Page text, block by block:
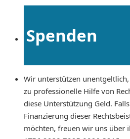
Spenden
Wir unterstützen
zu professionelle Hilfe von
diese Unterstützung Geld.
Finanzierung dieser
möchten, freuen wir uns über